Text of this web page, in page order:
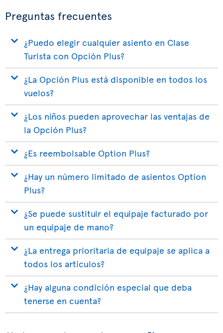
Preguntas frecuentes
¿Puedo elegir cualquier asiento en Clase
Turista con Opción Plus?
¿La Opción Plus está disponible en todos los
vuelos?
¿Los niños pueden aprovechar las ventajas de
la Opción Plus?
¿Es reembolsable Option Plus?
¿Hay un número limitado de asientos Option
Plus?
¿Se puede sustituir el equipaje facturado por
un equipaje de mano?
¿La entrega prioritaria de equipaje se aplica a
todos los artículos?
¿Hay alguna condición especial que deba
tenerse en cuenta?